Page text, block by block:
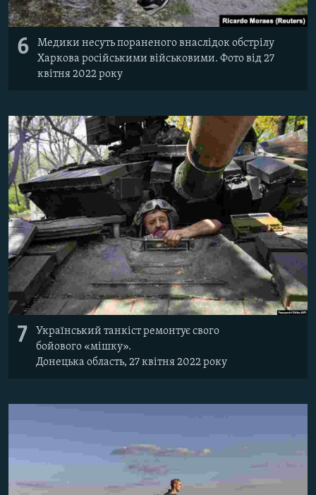
6
Медики несуть пораненого внаслідок обстрілу
Харкова російськими військовими. Фото від 27
квітня 2022 року
7
Український танкіст ремонтує свого
бойового «мішку».
Донецька область, 27 квітня 2022 року